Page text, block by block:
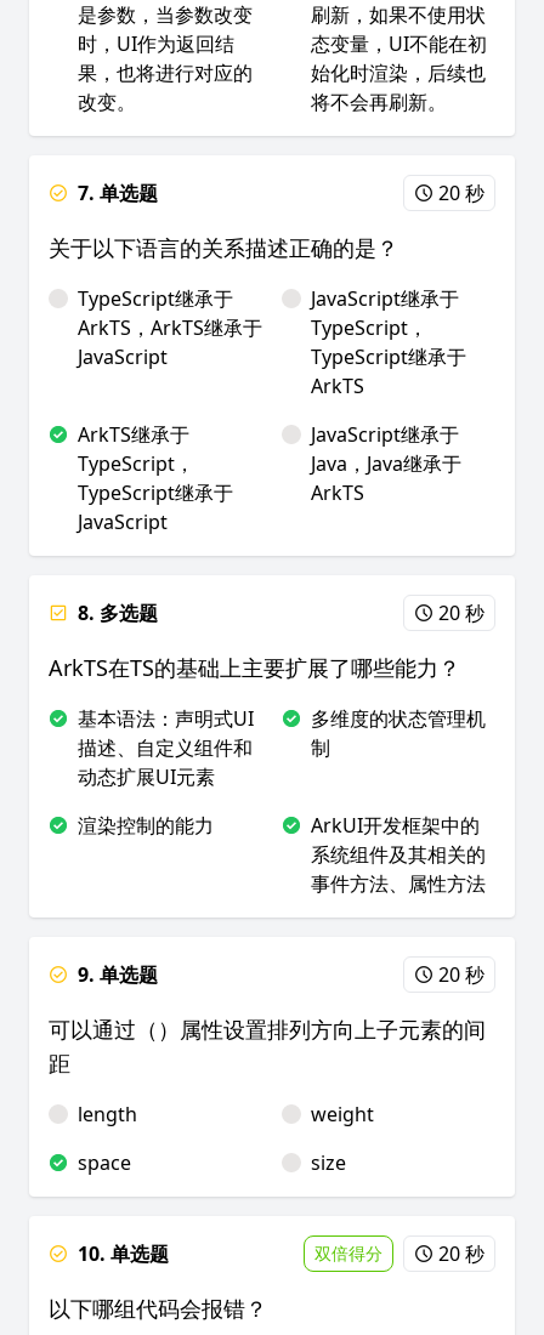
是参数，当参数改变
时，UI作为返回结
果，也将进行对应的
改变。
刷新，如果不使用状
态变量，UI不能在初
始化时渲染，后续也
将不会再刷新。
7. 单选题 20 秒
关于以下语言的关系描述正确的是？
TypeScript继承于
ArkTS，ArkTS继承于
JavaScript
JavaScript继承于
TypeScript，
TypeScript继承于
ArkTS
ArkTS继承于
TypeScript，
TypeScript继承于
JavaScript
JavaScript继承于
Java，Java继承于
ArkTS
8. 多选题 20 秒
ArkTS在TS的基础上主要扩展了哪些能力？
基本语法：声明式UI
描述、自定义组件和
动态扩展UI元素
多维度的状态管理机
制
渲染控制的能力
ArkUI开发框架中的
系统组件及其相关的
事件方法、属性方法
9. 单选题 20 秒
可以通过（）属性设置排列方向上子元素的间
距
length
weight
space
size
10. 单选题 双倍得分 20 秒
以下哪组代码会报错？